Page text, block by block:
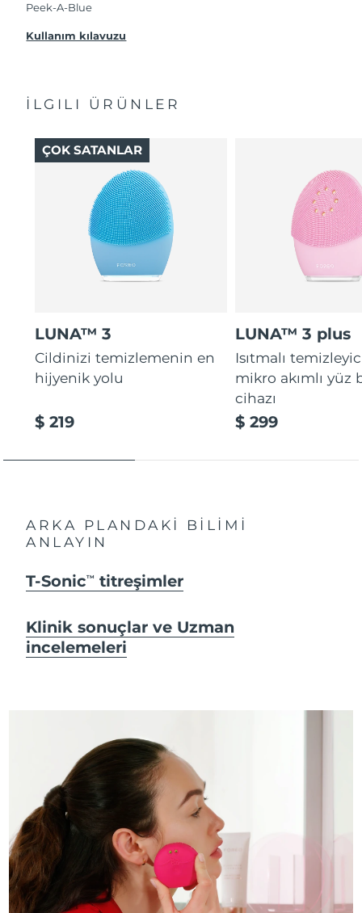
Peek-A-Blue
Kullanım kılavuzu
İLGILI ÜRÜNLER
LUNA™ 3
Cildinizi temizlemenin en
hijyenik yolu
$ 219
ÇOK SATANLAR
LUNA™ 3 plus
Isıtmalı
mikro akımlı yüz
cihazı
$ 299
ARKA PLANDAKİ BİLİMİ
ANLAYIN
T-SonicTM titreşimler
Klinik sonuçlar ve Uzman
incelemeleri